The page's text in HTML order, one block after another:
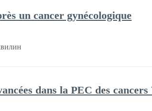
un cancer gynécologique
dans la PEC des cancers